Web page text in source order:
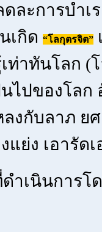
ดละการบำเ
เกิด “โลกุตรจิต”
ท่าทันโลก (
ไปของโลก
งกับลาภ ย
แย่ง เอารัด
ำเนินการโ